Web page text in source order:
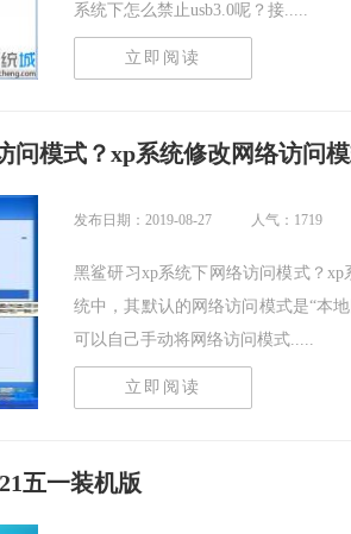
系统下怎么禁止usb3.0呢？接.....
立即阅读
问模式？xp系统修改网络访问
发布日期：2019-08-27 人气：1719
黑鲨研习xp系统下网络访问模式？
统中，其默认的网络访问模式是“本
可以自己手动将网络访问模式.....
立即阅读
五一装机版